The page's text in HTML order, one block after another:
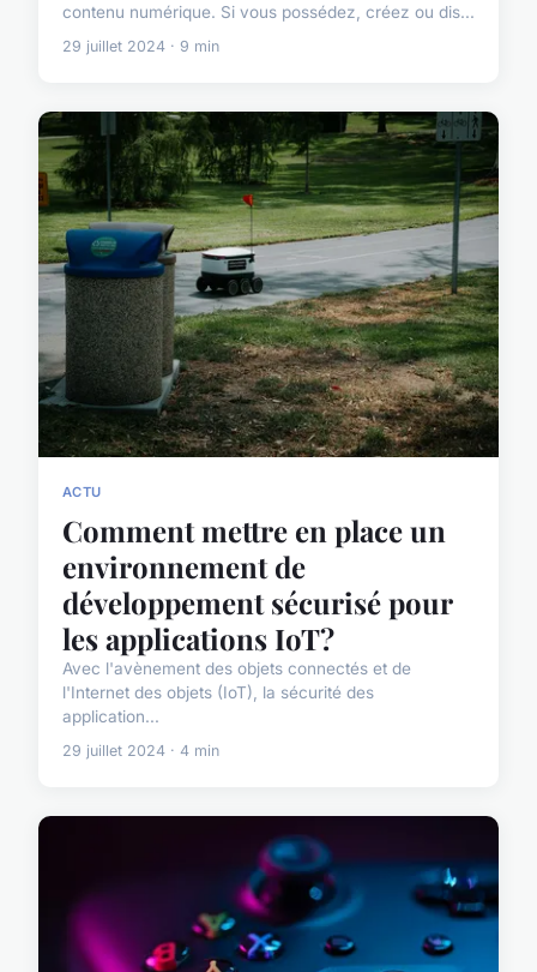
contenu numérique. Si vous possédez, créez ou dis...
29 juillet 2024 · 9 min
ACTU
Comment mettre en place un
environnement de
développement sécurisé pour
les applications IoT?
Avec l'avènement des objets connectés et de
l'Internet des objets (IoT), la sécurité des
application...
29 juillet 2024 · 4 min